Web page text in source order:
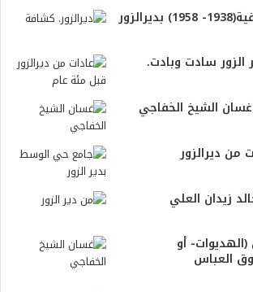
الزور سادت وبادت.
الشيخ الخفاجي
من ديرالزور
زيدان العلي
(الهديوات- أو
العباس